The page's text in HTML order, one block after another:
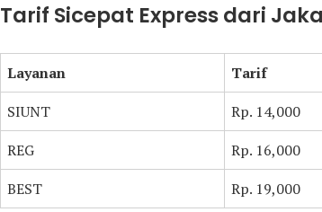
Tarif Sicepat Express dari
Layanan Tarif
SIUNT
Rp. 14,000
REG
Rp. 16,000
BEST
Rp. 19,000